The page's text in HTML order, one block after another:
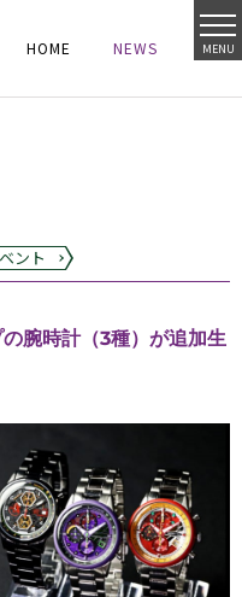
MENU
HOME
HOME NEWS
NEWS
ント
腕時計（3種）が追加生